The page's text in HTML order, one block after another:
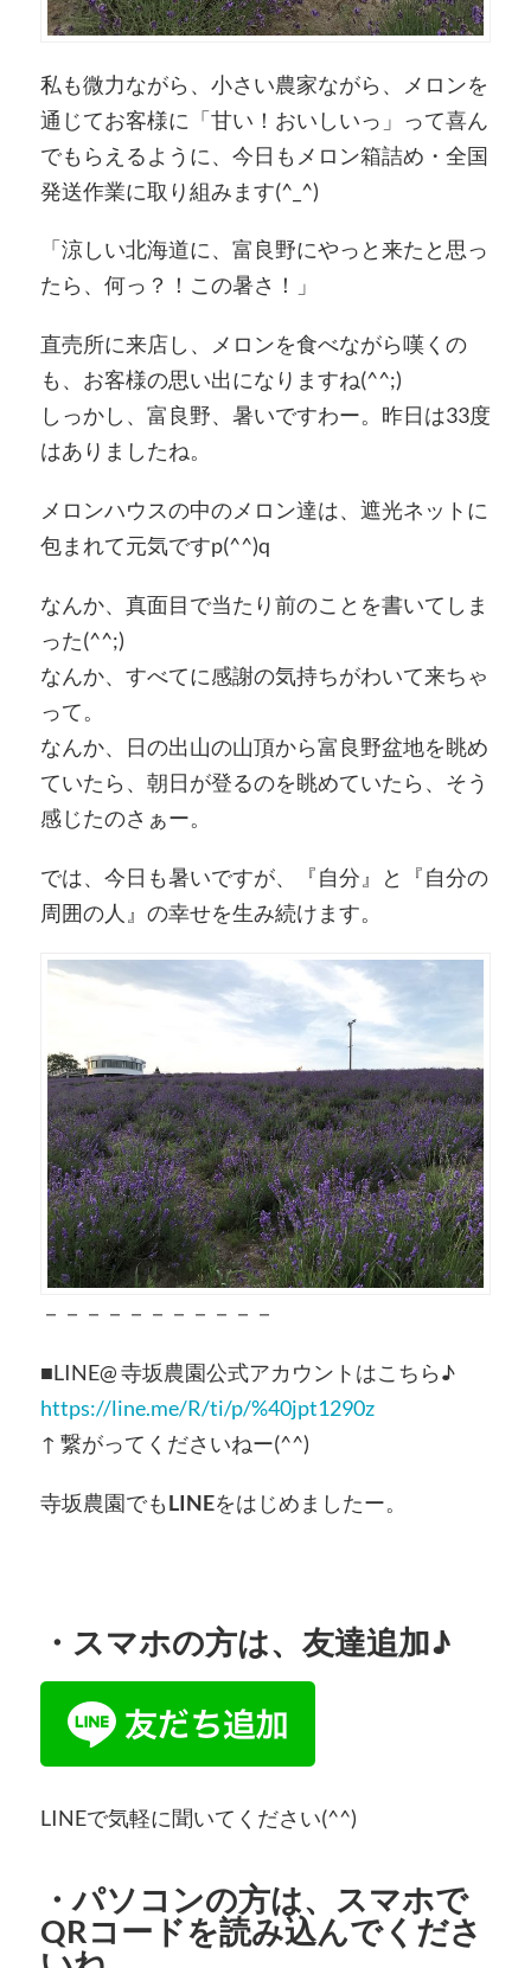
私も微力ながら、小さい農家ながら、メロンを
通じてお客様に「甘い！おいしいっ」って喜ん
でもらえるように、今日もメロン箱詰め・全国
発送作業に取り組みます(^_^)
「涼しい北海道に、富良野にやっと来たと思っ
たら、何っ？！この暑さ！」
直売所に来店し、メロンを食べながら嘆くの
も、お客様の思い出になりますね(^^;)
しっかし、富良野、暑いですわー。昨日は33度
はありましたね。
メロンハウスの中のメロン達は、遮光ネットに
包まれて元気ですp(^^)q
なんか、真面目で当たり前のことを書いてしま
った(^^;)
なんか、すべてに感謝の気持ちがわいて来ちゃ
って。
なんか、日の出山の山頂から富良野盆地を眺め
ていたら、朝日が登るのを眺めていたら、そう
感じたのさぁー。
では、今日も暑いですが、『自分』と『自分の
周囲の人』の幸せを生み続けます。
－－－－－－－－－－－
■LINE@ 寺坂農園公式アカウントはこちら♪
https://line.me/R/ti/p/%40jpt1290z
↑ 繋がってくださいねー(^^)
寺坂農園でもLINEをはじめましたー。
・ スマホの方は、友達追加♪
LINEで気軽に聞いてください(^^)
・パソコンの方は、スマホで
QRコードを読み込んでくださ